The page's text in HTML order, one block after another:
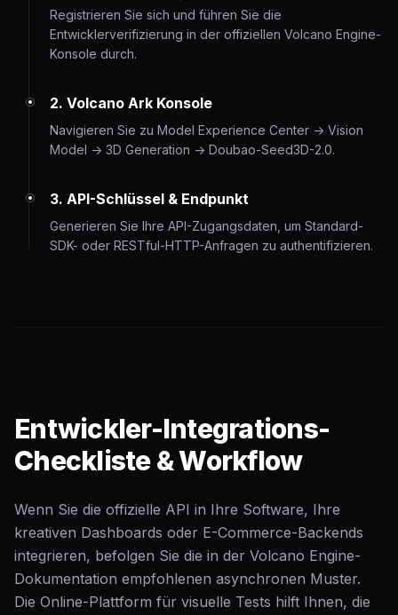
Registrieren Sie sich und führen Sie die
Entwicklerverifizierung in der offiziellen Volcano Engine-
Konsole durch.
2. Volcano Ark Konsole
Navigieren Sie zu Model Experience Center -> Vision
Model -> 3D Generation -> Doubao-Seed3D-2.0.
3. API-Schlüssel & Endpunkt
Generieren Sie Ihre API-Zugangsdaten, um Standard-
SDK- oder RESTful-HTTP-Anfragen zu authentifizieren.
Entwickler-Integrations-
Checkliste & Workflow
Wenn Sie die offizielle API in Ihre Software, Ihre
kreativen Dashboards oder E-Commerce-Backends
integrieren, befolgen Sie die in der Volcano Engine-
Dokumentation empfohlenen asynchronen Muster.
Die Online-Plattform für visuelle Tests hilft Ihnen, die